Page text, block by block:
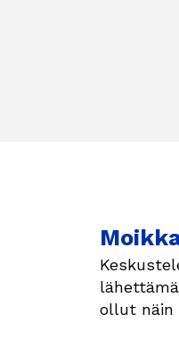
ollut näin